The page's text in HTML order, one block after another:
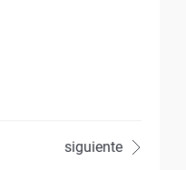
siguiente